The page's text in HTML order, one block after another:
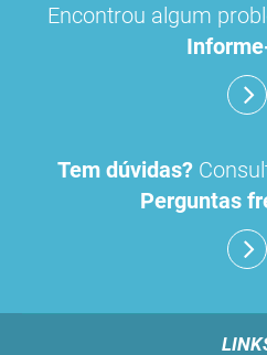
Encontrou algum
Tem dúvidas?
Perguntas